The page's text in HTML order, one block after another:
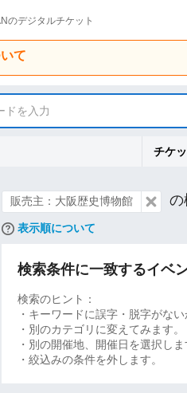
のデジタルチケット
て
ドを入力
チケ
販売主：大阪歴史博物館 の
表示順について
検索条件に一致するイベ
検索のヒント：
・キーワードに誤字・脱字がない
・別のカテゴリに変えてみます。
・別の開催地、開催日を選択しま
・絞込みの条件を外します。